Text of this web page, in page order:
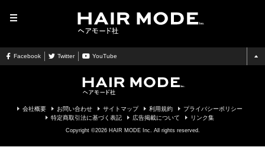
Facebook Twitter YouTube
会社概要 お問い合わせ サイトマップ 利用規約
プライバシーポリシー
特定商取引法に基づく表記
広告掲載について リンク集
Copyright ©2026 HAIR MODE Inc. All rights reserved.